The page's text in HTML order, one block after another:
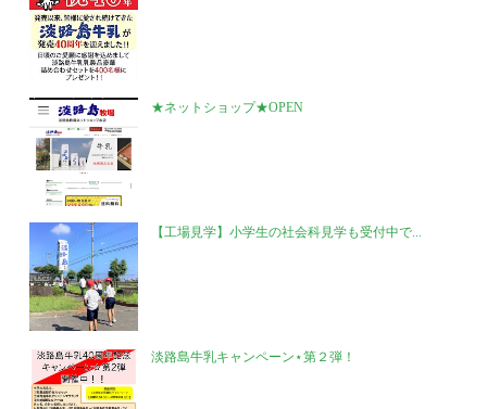
★ネットショップ★OPEN
【工場見学】小学生の社会科見学も受付中で...
淡路島牛乳キャンペーン⋆第２弾！